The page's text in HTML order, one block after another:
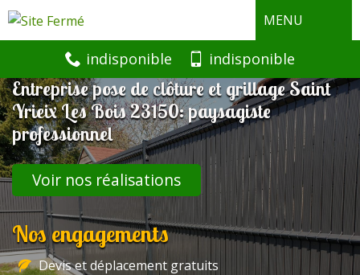
MENU
indisponible indisponible
Entreprise pose de clôture et grillage Saint
Yrieix Les Bois 23150: paysagiste
professionnel
Voir nos réalisations
Nos engagements
Devis et déplacement gratuits